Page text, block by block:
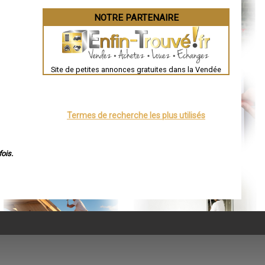
NOTRE PARTENAIRE
Site de petites annonces gratuites dans la Vendée
Termes de recherche les plus utilisés